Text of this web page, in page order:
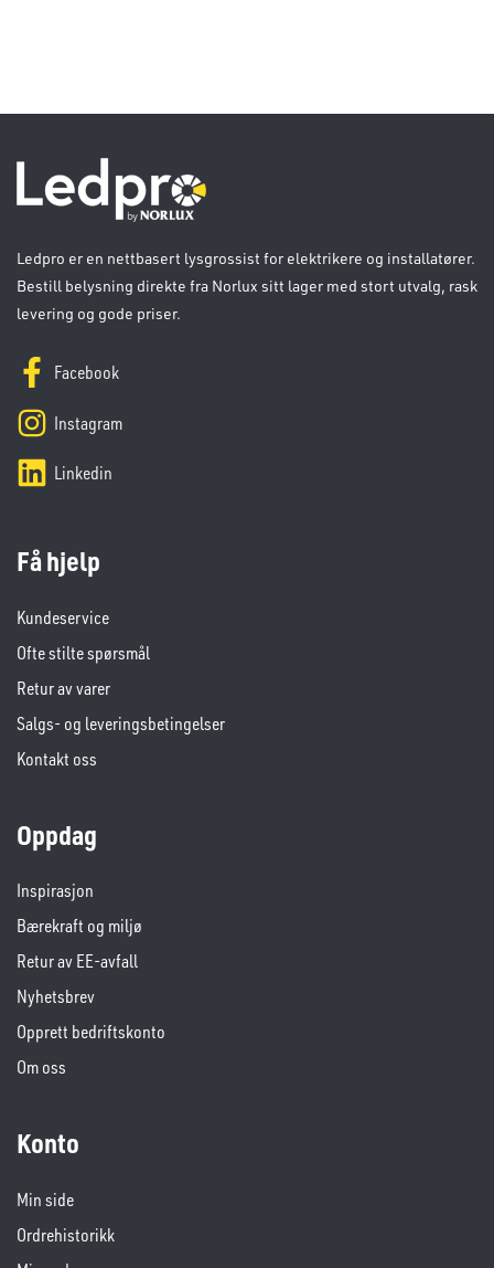
Ledpro er en nettbasert lysgrossist for elektrikere og installatører.
Bestill belysning direkte fra Norlux sitt lager med stort utvalg, rask
levering og gode priser.
Facebook
Instagram
Linkedin
Få hjelp
Kundeservice
Ofte stilte spørsmål
Retur av varer
Salgs- og leveringsbetingelser
Kontakt oss
Oppdag
Inspirasjon
Bærekraft og miljø
Retur av EE-avfall
Nyhetsbrev
Opprett bedriftskonto
Om oss
Konto
Min side
Ordrehistorikk